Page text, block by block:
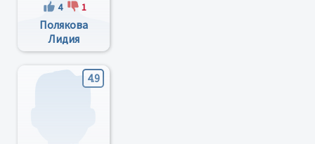
4 1
Полякова
Лидия
Павловна
4.9